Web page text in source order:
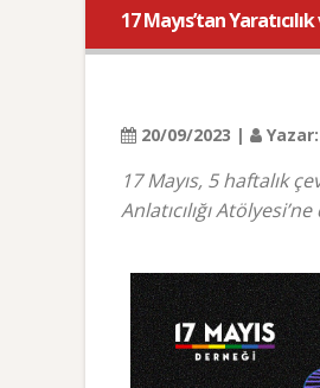
17 Mayıs’tan
20/09/2023 | Yazar:
17 Mayıs, 5 haftalık
Anlatıcılığı